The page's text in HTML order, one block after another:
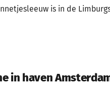
is in de
in haven